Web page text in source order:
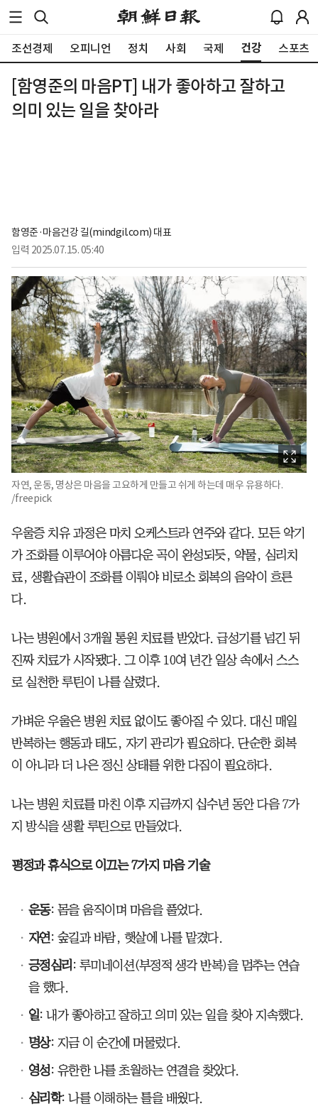
조선경제 오피니언 정치 사회 국제 건강 스포츠
[함영준의 마음PT] 내가 좋아하고 잘하고
의미 있는 일을 찾아라
함영준·마음건강 길(mindgil.com) 대표
입력 2025.07.15. 05:40
자연, 운동, 명상은 마음을 고요하게 만들고 쉬게 하는데 매우 유용하다.
/freepick
우울증 치유 과정은 마치 오케스트라 연주와 같다. 모든 악기
가 조화를 이루어야 아름다운 곡이 완성되듯, 약물, 심리치
료, 생활습관이 조화를 이뤄야 비로소 회복의 음악이 흐른
다.
나는 병원에서 3개월 통원 치료를 받았다. 급성기를 넘긴 뒤
진짜 치료가 시작됐다. 그 이후 10여 년간 일상 속에서 스스
로 실천한 루틴이 나를 살렸다.
가벼운 우울은 병원 치료 없이도 좋아질 수 있다. 대신 매일
반복하는 행동과 태도, 자기 관리가 필요하다. 단순한 회복
이 아니라 더 나은 정신 상태를 위한 다짐이 필요하다.
나는 병원 치료를 마친 이후 지금까지 십수년 동안 다음 7가
지 방식을 생활 루틴으로 만들었다.
평정과 휴식으로 이끄는 7가지 마음 기술
운동: 몸을 움직이며 마음을 풀었다.
자연: 숲길과 바람, 햇살에 나를 맡겼다.
긍정심리 : 루미네이션(부정적 생각 반복)을 멈추는 연습
을 했다.
일: 내가 좋아하고 잘하고 의미 있는 일을 찾아 지속했다.
명상: 지금 이 순간에 머물렀다.
영성: 유한한 나를 초월하는 연결을 찾았다.
심리학: 나를 이해하는 틀을 배웠다.